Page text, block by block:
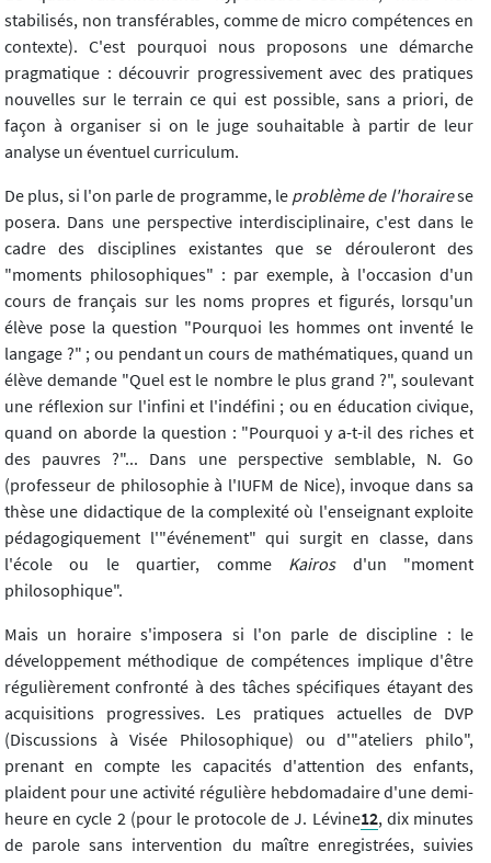
stabilisés, non transférables, comme de micro compétences en
contexte). C'est pourquoi nous proposons une démarche
pragmatique : découvrir progressivement avec des pratiques
nouvelles sur le terrain ce qui est possible, sans a priori, de
façon à organiser si on le juge souhaitable à partir de leur
analyse un éventuel curriculum.
De plus, si l'on parle de programme, le problème de l'horairese
posera. Dans une perspective interdisciplinaire, c'est dans le
cadre des disciplines existantes que se dérouleront des
"moments philosophiques" : par exemple, à l'occasion d'un
cours de français sur les noms propres et figurés, lorsqu'un
élève pose la question "Pourquoi les hommes ont inventé le
langage ?" ; ou pendant un cours de mathématiques, quand un
élève demande "Quel est le nombre le plus grand ?", soulevant
une réflexion sur l'infini et l'indéfini ; ou en éducation civique,
quand on aborde la question : "Pourquoi y a-t-il des riches et
des pauvres ?"... Dans une perspective semblable, N. Go
(professeur de philosophie à l'IUFM de Nice), invoque dans sa
thèse une didactique de la complexité où l'enseignant exploite
pédagogiquement l'"événement" qui surgit en classe, dans
l'école ou le quartier, comme Kairos d'un "moment
philosophique".
Mais un horaire s'imposera si l'on parle de discipline : le
développement méthodique de compétences implique d'être
régulièrement confronté à des tâches spécifiques étayant des
acquisitions progressives. Les pratiques actuelles de DVP
(Discussions à Visée Philosophique) ou d'"ateliers philo",
prenant en compte les capacités d'attention des enfants,
plaident pour une activité régulière hebdomadaire d'une demi-
heure en cycle 2 (pour le protocole de J. Lévine12, dix minutes
de parole sans intervention du maître enregistrées, suivies